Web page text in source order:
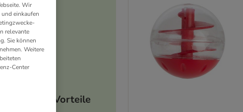
Deine Vorteile
Wir
einkaufen
relevante
Sie können
Weitere
Center